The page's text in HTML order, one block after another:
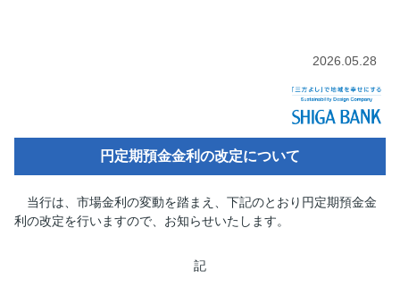
2026.05.28
円定期預金金利の改定について
当行は、市場金利の変動を踏まえ、下記のとおり円定期預金金
利の改定を行いますので、お知らせいたします。
記